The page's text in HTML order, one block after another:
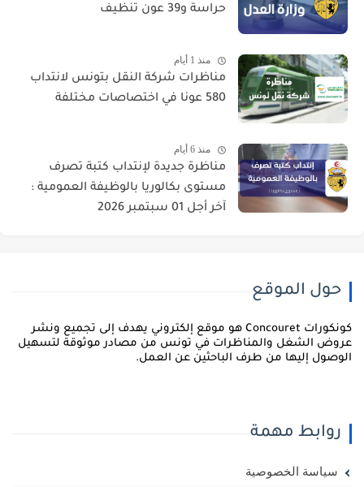
حراسة و39 عون تنظيف
منذ 1 أيام
مناظرات شركة النقل بتونس لانتداب
580 عونا في اختصاصات مختلفة
منذ 6 أيام
مناظرة جديدة لإنتداب كتبة تصرف
مستوى بكالوريا بالوظيفة العمومية :
آخر أجل 01 سبتمبر 2026
حول الموقع
كونكورات Concouret هو موقع إلكتروني يهدف إلى تجميع ونشر
الشغل والمناظرات في تونس من مصادر موثوقة لتسهيل
إليها من طرف الباحثين عن العمل.
روابط مهمة
سياسة الخصوصية